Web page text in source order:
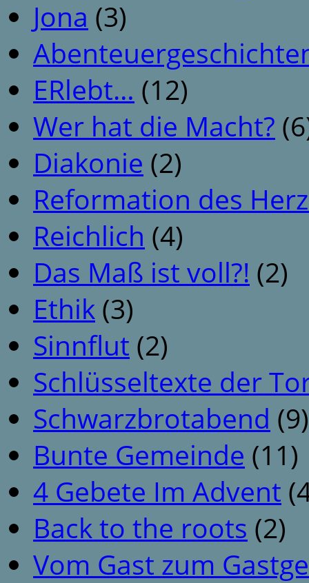
Jona (3)
ERlebt… (12)
Wer hat die Macht?
Diakonie (2)
Reformation des
Reichlich (4)
Das Maß ist voll?! (2)
Ethik (3)
Sinnflut (2)
Schlüsseltexte der
Schwarzbrotabend (9)
Bunte Gemeinde (11)
4 Gebete Im Advent
Back to the roots (2)
Vom Gast zum